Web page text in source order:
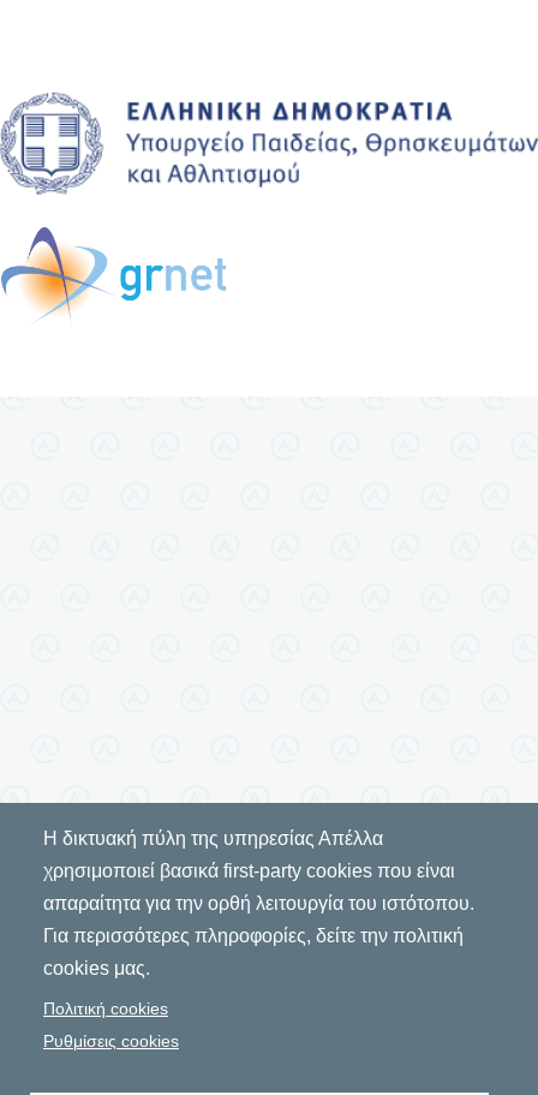
Η δικτυακή πύλη της υπηρεσίας Απέλλα
χρησιμοποιεί βασικά first-party cookies που είναι
απαραίτητα για την ορθή λειτουργία του ιστότοπου.
Για περισσότερες πληροφορίες, δείτε την πολιτική
cookies μας.
Πολιτική cookies
Ρυθμίσεις cookies